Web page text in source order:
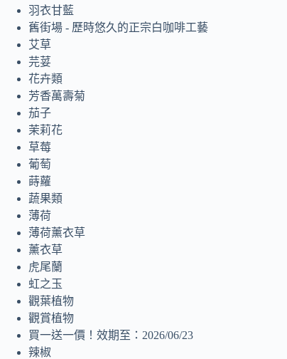
羽衣甘藍
舊街場 - 歷時悠久的正宗白咖啡工藝
艾草
芫荽
花卉類
芳香萬壽菊
茄子
茉莉花
草莓
葡萄
蒔蘿
蔬果類
薄荷
薄荷薰衣草
薰衣草
虎尾蘭
虹之玉
觀葉植物
觀賞植物
買一送一價！效期至：2026/06/23
辣椒